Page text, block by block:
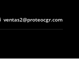
ventas2@proteocgr.com